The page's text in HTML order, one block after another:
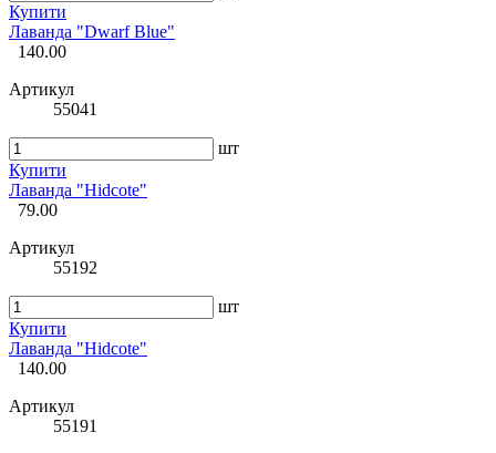
Купити
Лаванда "Dwarf Blue"
140.00
Артикул
55041
шт
Купити
Лаванда "Hidcote"
79.00
Артикул
55192
шт
Купити
Лаванда "Hidcote"
140.00
Артикул
55191